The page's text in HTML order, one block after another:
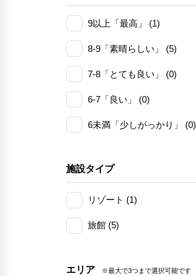
9以上「最高」 (1)
8-9「素晴らしい」 (5)
7-8「とても良い」 (0)
6-7「良い」 (0)
6未満「少しがっかり」 (0)
施設タイプ
リゾート (1)
旅館 (5)
エリア ※最大で3つまで選択可能です